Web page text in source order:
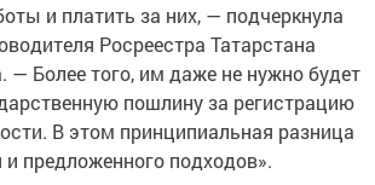
и платить за них, — подчеркнула
Росреестра Татарстана
— Более того, им даже не нужно будет
пошлину за регистрацию
В этом принципиальная разница
предложенного подходов».